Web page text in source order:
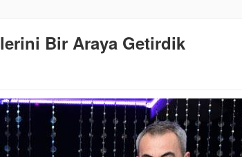
Bir Araya Getirdik